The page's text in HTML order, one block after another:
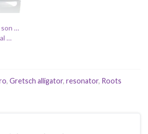
son …
…
, Gretsch alligator, resonator, Roots